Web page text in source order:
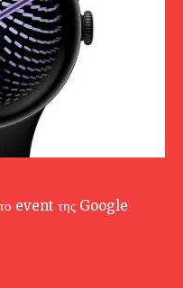
event της Google